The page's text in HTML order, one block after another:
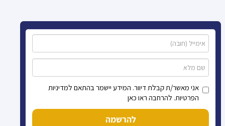
אני מאשר/ת קבלת דיוור. המידע יישמר בהתאם למדיניות
הפרטיות. להרחבה ראו כאן
להרשמה